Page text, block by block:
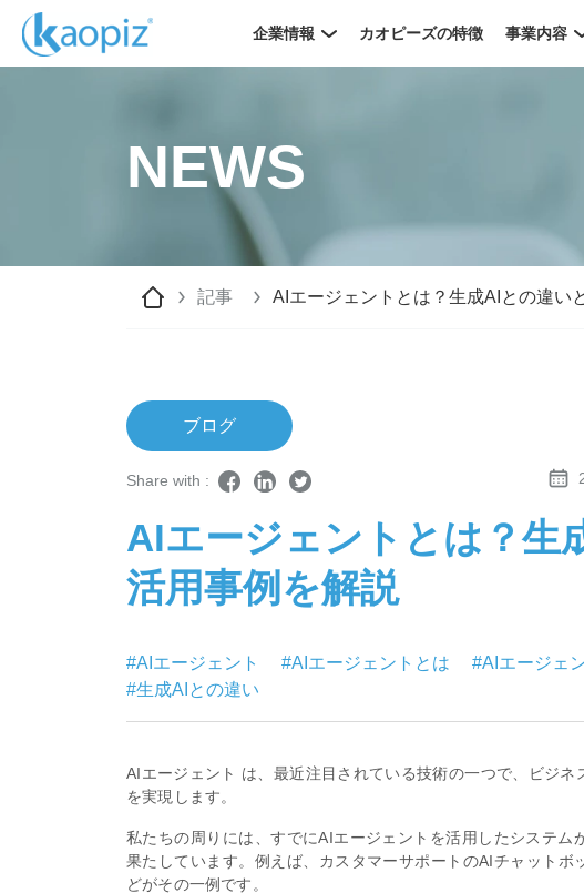
企業情報 カオピーズの特徴 事業内容
NEWS
記事 AIエージェントとは？生成AIとの違い
ブログ
Share with :
AIエージェントとは？生
活用事例を解説
#AIエージェント #AIエージェントとは #AIエージェ
#生成AIとの違い
AIエージェント は、最近注目されている技術の一つで、ビジ
を実現します。
私たちの周りには、すでにAIエージェントを活用したシステ
果たしています。例えば、カスタマーサポートのAIチャット
どがその一例です。